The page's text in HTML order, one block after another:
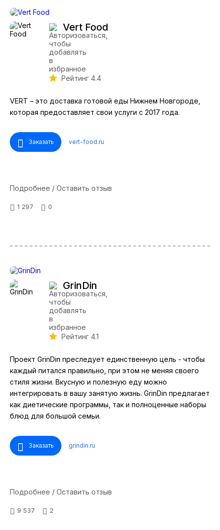
Vert Food
Рейтинг 4.4
VERT – это доставка готовой еды Нижнем Новгороде,
которая предоставляет свои услуги с 2017 года.
Заказать vert-food.ru
Подробнее / Оставить отзыв
1 297 0
GrinDin
Рейтинг 4.1
Проект GrinDin преследует единственную цель - чтобы
каждый питался правильно, при этом не меняя своего
стиля жизни. Вкусную и полезную еду можно
интегрировать в вашу занятую жизнь. GrinDin предлагает
как диетические программы, так и полноценные наборы
блюд для большой семьи.
Заказать grindin.ru
Подробнее / Оставить отзыв
9 537 2